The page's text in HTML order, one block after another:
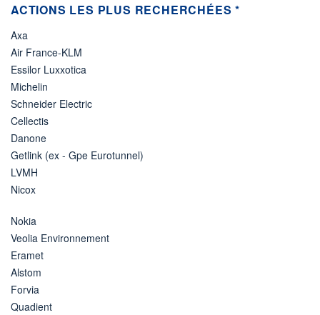
ACTIONS LES PLUS RECHERCHÉES *
Axa
Air France-KLM
Essilor Luxxotica
Michelin
Schneider Electric
Cellectis
Danone
Getlink (ex - Gpe Eurotunnel)
LVMH
Nicox
Nokia
Veolia Environnement
Eramet
Alstom
Forvia
Quadient